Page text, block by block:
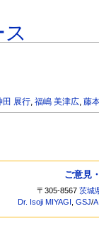
田 展行,福嶋 美津広,藤
ご意見
〒305-8567茨城
Dr. Isoji MIYAGI ,GSJ/